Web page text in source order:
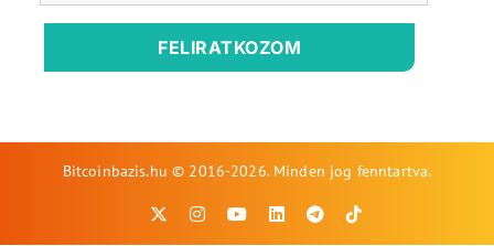
FELIRATKOZOM
Bitcoinbazis.hu © 2016-2026. Minden jog fenntartva.